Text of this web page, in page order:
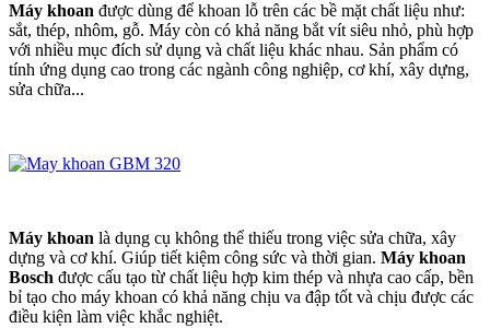
Máy khoan được dùng để khoan lỗ trên các bề mặt chất liệu như:
sắt, thép, nhôm, gỗ. Máy còn có khả năng bắt vít siêu nhỏ, phù hợp
với nhiều mục đích sử dụng và chất liệu khác nhau. Sản phẩm có
tính ứng dụng cao trong các ngành công nghiệp, cơ khí, xây dựng,
sửa chữa...
Máy khoan là dụng cụ không thể thiếu trong việc sửa chữa, xây
dựng và cơ khí. Giúp tiết kiệm công sức và thời gian. Máy khoan
Bosch được cấu tạo từ chất liệu hợp kim thép và nhựa cao cấp, bền
bỉ tạo cho máy khoan có khả năng chịu va đập tốt và chịu được các
điều kiện làm việc khắc nghiệt.